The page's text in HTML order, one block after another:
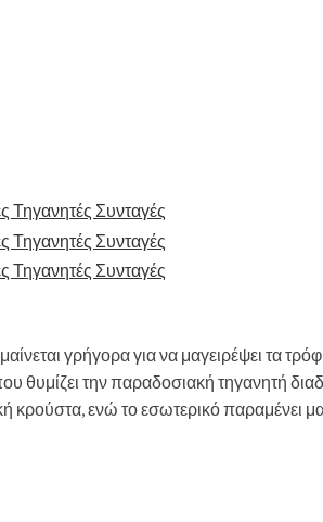
γρήγορα για να μαγειρέψει τα
θυμίζει την παραδοσιακή τηγανητή
κρούστα, ενώ το εσωτερικό παραμένει